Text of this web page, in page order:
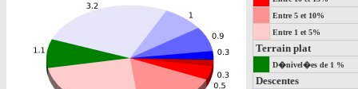
Entre 5 et 10%
Entre 1 et 5%
Terrain plat
D�nivel�es de 1 %
Descentes